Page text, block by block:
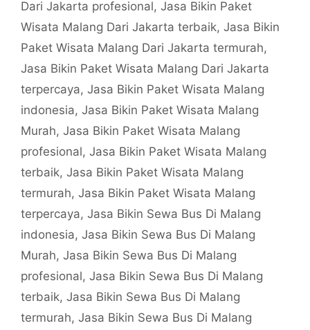
Dari Jakarta profesional, Jasa Bikin Paket
Wisata Malang Dari Jakarta terbaik, Jasa Bikin
Paket Wisata Malang Dari Jakarta termurah,
Jasa Bikin Paket Wisata Malang Dari Jakarta
terpercaya, Jasa Bikin Paket Wisata Malang
indonesia, Jasa Bikin Paket Wisata Malang
Murah, Jasa Bikin Paket Wisata Malang
profesional, Jasa Bikin Paket Wisata Malang
terbaik, Jasa Bikin Paket Wisata Malang
termurah, Jasa Bikin Paket Wisata Malang
terpercaya, Jasa Bikin Sewa Bus Di Malang
indonesia, Jasa Bikin Sewa Bus Di Malang
Murah, Jasa Bikin Sewa Bus Di Malang
profesional, Jasa Bikin Sewa Bus Di Malang
terbaik, Jasa Bikin Sewa Bus Di Malang
termurah, Jasa Bikin Sewa Bus Di Malang